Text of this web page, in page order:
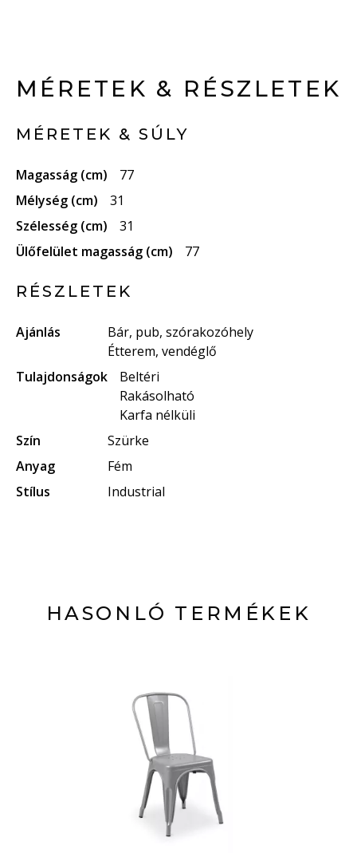
MÉRETEK & RÉSZLETEK
MÉRETEK & SÚLY
Magasság (cm)
77
Mélység (cm)
31
Szélesség (cm)
31
Ülőfelület magasság (cm)
77
RÉSZLETEK
Ajánlás
Bár, pub, szórakozóhely
Étterem, vendéglő
Tulajdonságok
Beltéri
Rakásolható
Karfa nélküli
Szín
Szürke
Anyag
Fém
Stílus
Industrial
HASONLÓ TERMÉKEK